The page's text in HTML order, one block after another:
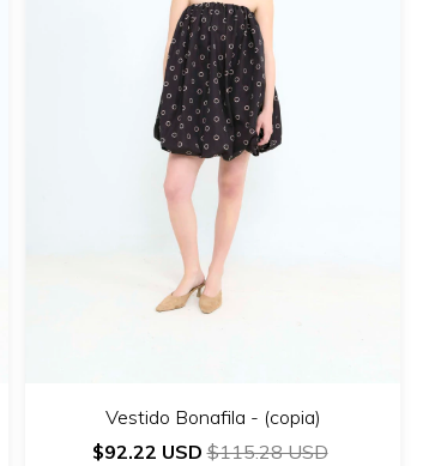
Vestido Bonafila - (copia)
$92.22 USD$115.28 USD